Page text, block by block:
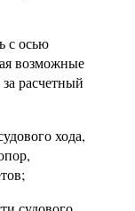
с осью
возможные
расчетный
хода,